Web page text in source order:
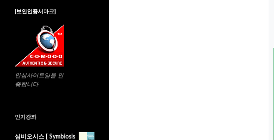
[보안인증서마크]
안심사이트임을 인
증합니다
인기강좌
심비오시스 [ Symbiosis